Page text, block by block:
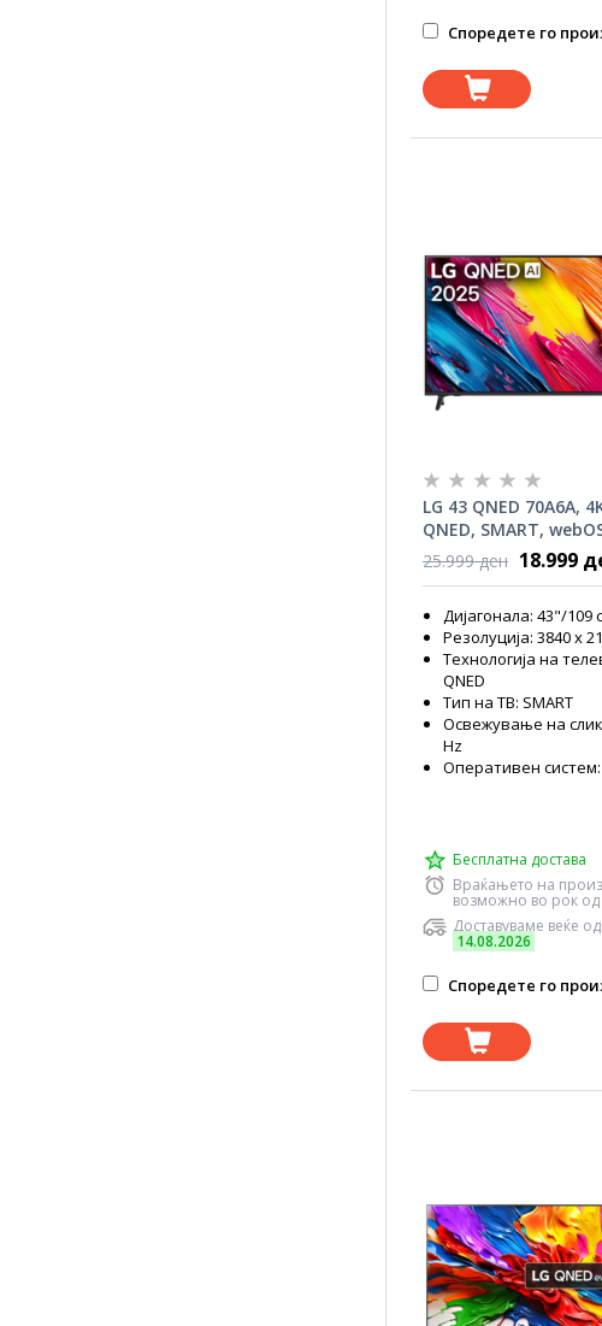
Споредете го
LG 43 QNED 70A6A,
QNED, SMART,
Gen8, HDR10
25.999 ден 18.999
Дијагонала: 43"/109
Резолуција: 3840 x
Технологија на
QNED
Тип на ТВ: SMART
Освежување на
Hz
Оперативен систем:
Бесплатна достава
Враќањето на
возможно во рок од
Доставуваме веќе од
14.08.2026
Споредете го